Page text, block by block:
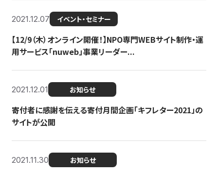
2021.12.07 イベント・セミナー
【12/9（木）オンライン開催！】NPO専門WEBサイト制作・運
用サービス「nuweb」事業リーダー...
2021.12.01 お知らせ
寄付者に感謝を伝える寄付月間企画「キフレター2021」の
サイトが公開
2021.11.30 お知らせ